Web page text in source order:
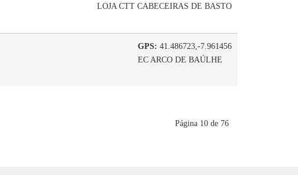
LOJA CTT CABECEIRAS DE BASTO
GPS: 41.486723,-7.961456
EC ARCO DE BAÚLHE
Página 10 de 76